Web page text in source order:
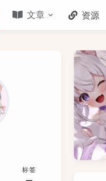
文章 资源
标签